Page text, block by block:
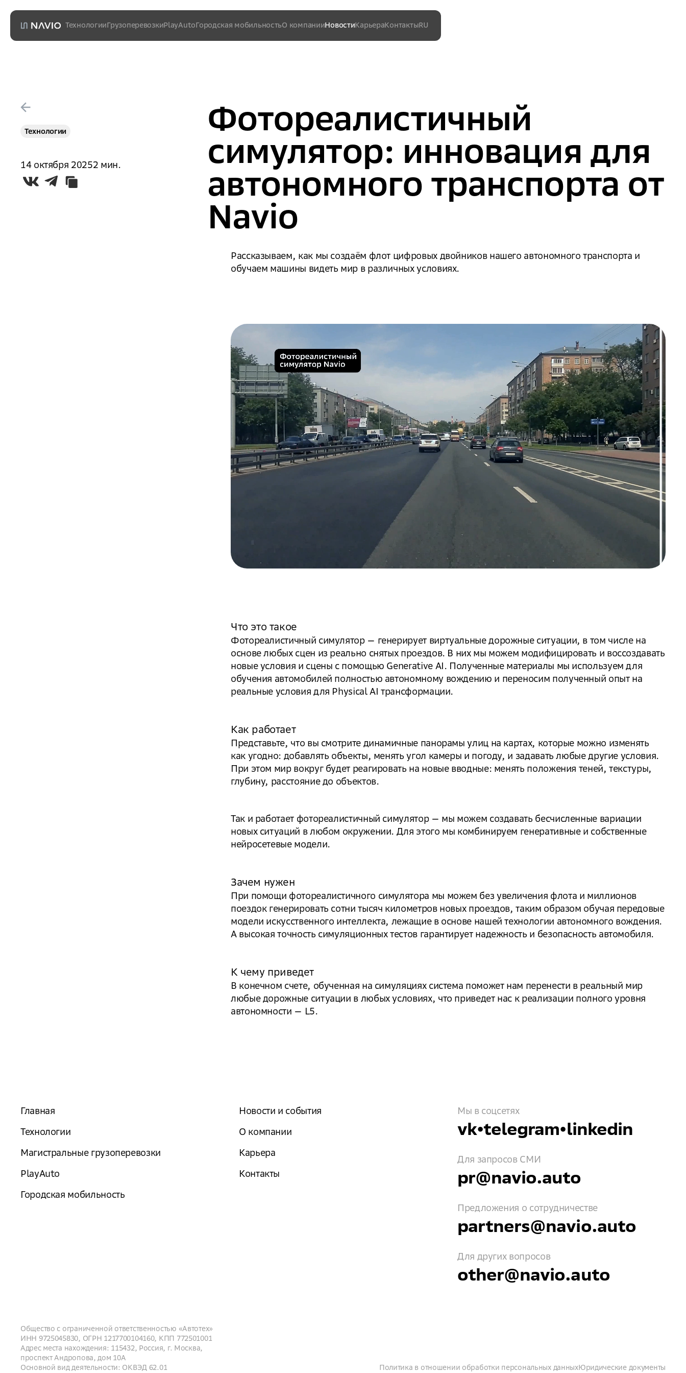
ТехнологииГрузоперевозки
Тягач L5
PlayAuto
Sync
Городская мобильность
Шаттл
О компанииНовостиКарьера
Вакансии
КонтактыRU
EN
Технологии
14 октября 20252 мин.
Фотореалистичный
симулятор: инновация для
автономного транспорта от
Navio
Рассказываем, как мы создаём флот цифровых двойников нашего автономного транспорта и
обучаем машины видеть мир в различных условиях.
Что это такое
Фотореалистичный симулятор — генерирует виртуальные дорожные ситуации, в том числе на
основе любых сцен из реально снятых проездов. В них мы можем модифицировать и воссоздавать
новые условия и сцены с помощью Generative AI. Полученные материалы мы используем для
обучения автомобилей полностью автономному вождению и переносим полученный опыт на
реальные условия для Physical AI трансформации.
Как работает
Представьте, что вы смотрите динамичные панорамы улиц на картах, которые можно изменять
как угодно: добавлять объекты, менять угол камеры и погоду, и задавать любые другие условия.
При этом мир вокруг будет реагировать на новые вводные: менять положения теней, текстуры,
глубину, расстояние до объектов.
Так и работает фотореалистичный симулятор — мы можем создавать бесчисленные вариации
новых ситуаций в любом окружении. Для этого мы комбинируем генеративные и собственные
нейросетевые модели.
Зачем нужен
При помощи фотореалистичного симулятора мы можем без увеличения флота и миллионов
поездок генерировать сотни тысяч километров новых проездов, таким образом обучая передовые
модели искусственного интеллекта, лежащие в основе нашей технологии автономного вождения.
А высокая точность симуляционных тестов гарантирует надежность и безопасность автомобиля.
К чему приведет
В конечном счете, обученная на симуляциях система поможет нам перенести в реальный мир
любые дорожные ситуации в любых условиях, что приведет нас к реализации полного уровня
автономности — L5.
Главная
Технологии
Магистральные грузоперевозки
PlayAuto
Городская мобильность
Новости и события
О компании
Карьера
Контакты
Мы в соцсетях
vk•telegram•linkedin
Для запросов СМИ
pr@navio.auto
Предложения о сотрудничестве
partners@navio.auto
Для других вопросов
other@navio.auto
Общество с ограниченной ответственностью «Автотех»
ИНН 9725045830, ОГРН 1217700104160, КПП 772501001
Адрес места нахождения: 115432, Россия, г. Москва,
проспект Андропова, дом 10А
Основной вид деятельности: ОКВЭД 62.01
Политика в отношении обработки персональных данныхЮридические документы